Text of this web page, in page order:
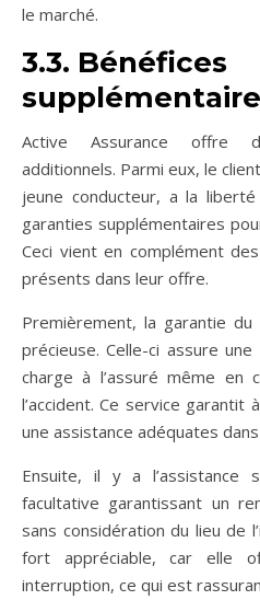
le marché.
3.3. Bénéfices
Active Assurance offre
additionnels. Parmi eux, le
jeune conducteur, a la
garanties supplémentaires
Ceci vient en complément
présents dans leur offre.
Premièrement, la garantie
précieuse. Celle-ci assure
charge à l’assuré même en
l’accident. Ce service garantit
une assistance adéquates
Ensuite, il y a l’assistance
facultative garantissant un
sans considération du lieu de
fort appréciable, car elle
interruption, ce qui est